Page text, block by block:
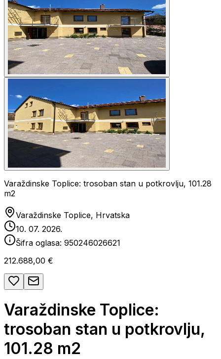
Varaždinske Toplice: trosoban stan u potkrovlju, 101.28
m2
Varaždinske Toplice, Hrvatska
10. 07. 2026.
Šifra oglasa: 950246026621
212.688,00 €
Varaždinske Toplice:
trosoban stan u potkrovlju,
101.28 m2